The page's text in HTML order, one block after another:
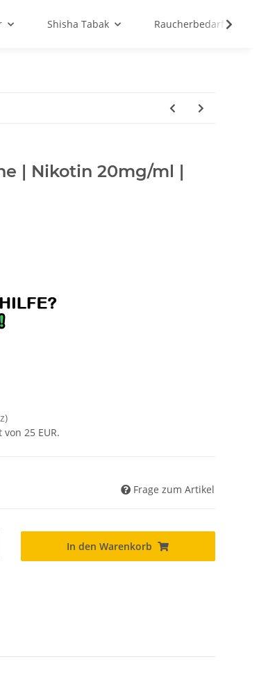
Shisha Tabak Raucherbedarf
| Nikotin 20mg/ml |
25 EUR.
Frage zum Artikel
In den Warenkorb